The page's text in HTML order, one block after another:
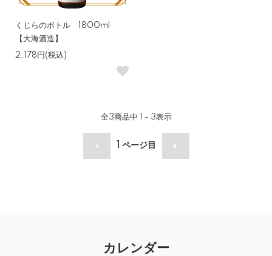
くじらのボトル 1800ml
【大海酒造】
2,178円(税込)
全3商品中 1 - 3表示
ページ目
カレンダー